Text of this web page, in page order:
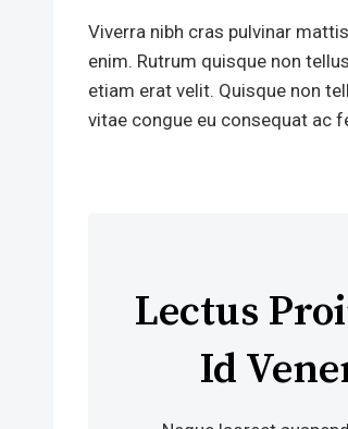
Viverra nibh cras pulvinar
enim. Rutrum quisque non
etiam erat velit. Quisque non
vitae congue eu consequat ac
Lectus
Id